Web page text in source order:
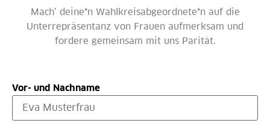
Mach’ deine*n Wahlkreisabgeordnete*n auf die
Unterrepräsentanz von Frauen aufmerksam und
fordere gemeinsam mit uns Parität.
Vor- und Nachname